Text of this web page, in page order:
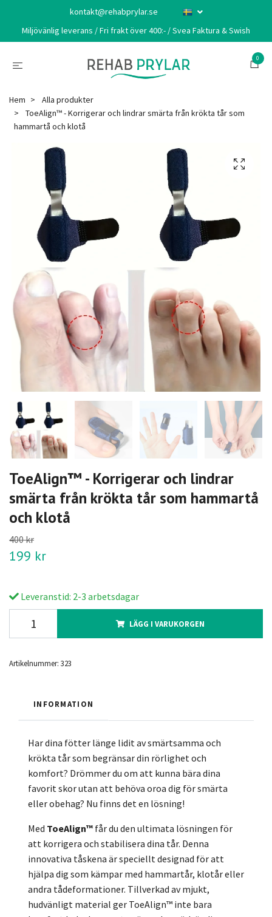
kontakt@rehabprylar.se
Miljövänlig leverans / Fri frakt över 400:- / Svea Faktura & Swish
0
Hem
Alla produkter
ToeAlign™ - Korrigerar och lindrar smärta från krökta tår som
hammartå och klotå
ToeAlign™ - Korrigerar och lindrar
smärta från krökta tår som hammartå
och klotå
400 kr
199 kr
Leveranstid: 2-3 arbetsdagar
LÄGG I VARUKORGEN
Artikelnummer: 323
INFORMATION
Har dina fötter länge lidit av smärtsamma och
krökta tår som begränsar din rörlighet och
komfort? Drömmer du om att kunna bära dina
favorit skor utan att behöva oroa dig för smärta
eller obehag? Nu finns det en lösning!
Med ToeAlign™ får du den ultimata lösningen för
att korrigera och stabilisera dina tår. Denna
innovativa tåskena är speciellt designad för att
hjälpa dig som kämpar med hammartår, klotår eller
andra tådeformationer. Tillverkad av mjukt,
hudvänligt material ger ToeAlign™ inte bara